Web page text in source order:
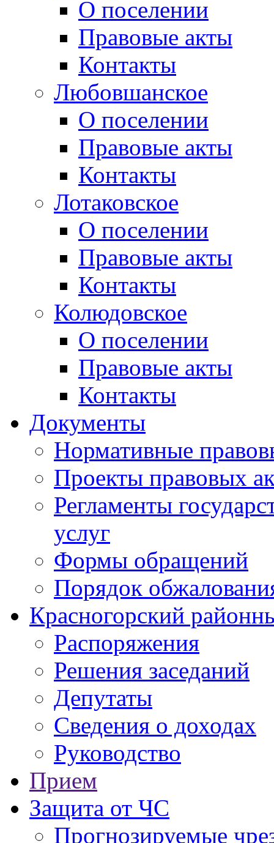
О поселении
Правовые акты
Контакты
Любовшанское
О поселении
Правовые акты
Контакты
Лотаковское
О поселении
Правовые акты
Контакты
Колюдовское
О поселении
Правовые акты
Контакты
Документы
Нормативные
Проекты правовых
Регламенты
услуг
Формы обращений
Порядок
Красногорский
Распоряжения
Решения заседаний
Депутаты
Сведения о доходах
Руководство
Прием
Защита от ЧС
Прогнозируемые